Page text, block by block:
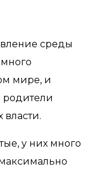
среды
мире, и
родители
власти.
у них много